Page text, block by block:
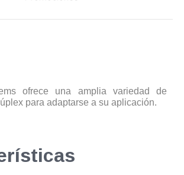
ofrece una amplia variedad de
para adaptarse a su aplicación.